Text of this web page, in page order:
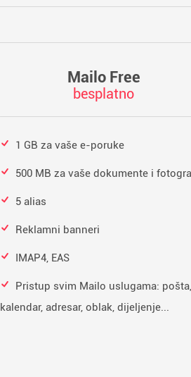
Mailo Free
besplatno
1 GB za vaše e-poruke
500 MB za vaše dokumente i
5 alias
Reklamni banneri
IMAP4, EAS
Pristup svim Mailo uslugama: pošta,
kalendar, adresar, oblak, dijeljenje...